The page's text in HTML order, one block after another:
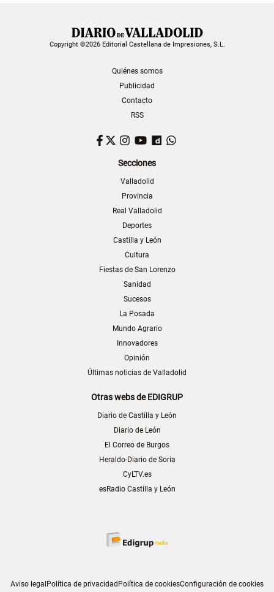
Copyright ©2026 Editorial Castellana de Impresiones, S.L.
Quiénes somos
Publicidad
Contacto
RSS
Facebook
TwitterInstagram
YouTubeDailymotion
Secciones
Valladolid
Provincia
Real Valladolid
Deportes
Castilla y León
Cultura
Fiestas de San Lorenzo
Sanidad
Sucesos
La Posada
Mundo Agrario
Innovadores
Opinión
Últimas noticias de Valladolid
Otras webs de EDIGRUP
Diario de Castilla y León
Diario de León
El Correo de Burgos
Heraldo-Diario de Soria
CyLTV.es
esRadio Castilla y León
Aviso legal Política de privacidad Política de cookiesConfiguración de cookies